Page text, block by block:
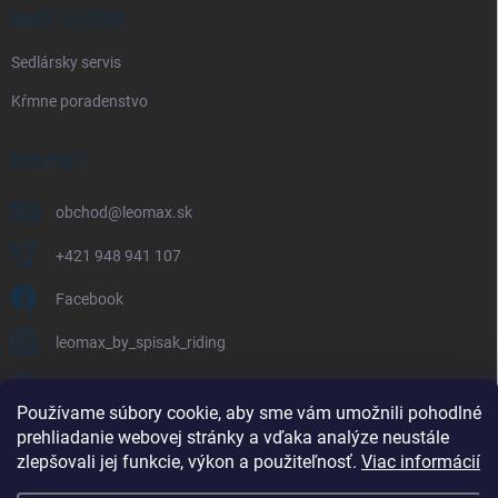
Používame súbory cookie, aby sme vám umožnili pohodlné
prehliadanie webovej stránky a vďaka analýze neustále
zlepšovali jej funkcie, výkon a použiteľnosť. Viac informácií
NAŠE SLUŽBY
Sedlársky servis
Kŕmne poradenstvo
KONTAKT
obchod@ leomax.sk
+421 948 941 107
Facebook
leomax_by_spisak_riding
FACEBOOK